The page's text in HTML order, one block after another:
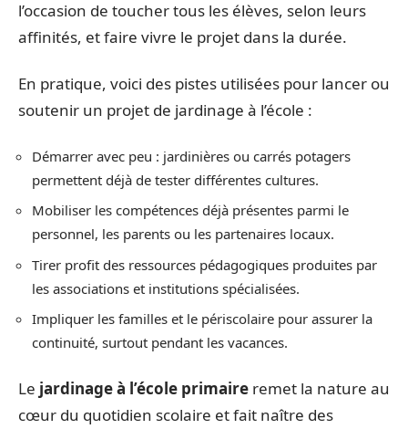
l’occasion de toucher tous les élèves, selon leurs
affinités, et faire vivre le projet dans la durée.
En pratique, voici des pistes utilisées pour lancer ou
soutenir un projet de jardinage à l’école :
Démarrer avec peu : jardinières ou carrés potagers
permettent déjà de tester différentes cultures.
Mobiliser les compétences déjà présentes parmi le
personnel, les parents ou les partenaires locaux.
Tirer profit des ressources pédagogiques produites par
les associations et institutions spécialisées.
Impliquer les familles et le périscolaire pour assurer la
continuité, surtout pendant les vacances.
Le jardinage à l’école primaire remet la nature au
cœur du quotidien scolaire et fait naître des